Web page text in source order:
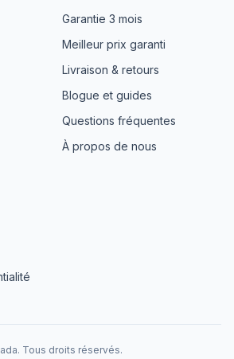
Garantie 3 mois
Meilleur prix garanti
Livraison & retours
Blogue et guides
Questions fréquentes
À propos de nous
. Tous droits réservés.